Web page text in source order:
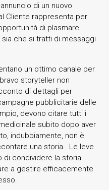
di un nuovo
Cliente rappresenta per
di plasmare
sia che si tratti di messaggi
un ottimo canale per
storyteller non
di dettagli per
pubblicitarie delle
devono citare tutti i
subito dopo aver
indubbiamente, non è
una storia. Le leve
di condividere la storia
a gestire efficacemente